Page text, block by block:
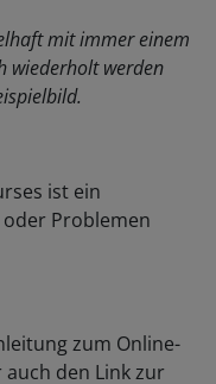
mit immer einem
wiederholt werden
ist ein
Problemen
zum Online-
den Link zur